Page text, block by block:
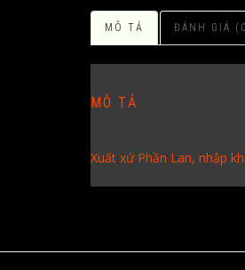
MÔ TẢ ĐÁNH GIÁ
MÔ TẢ
Xuất xứ Phần Lan, nhập